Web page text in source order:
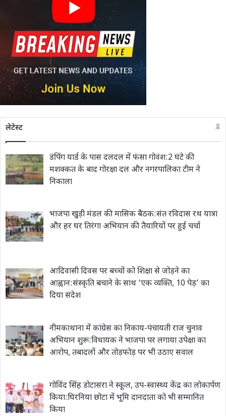
लेटेस्ट
डंपिंग यार्ड के पास दलदल में फंसा गोवंश:2 घंटे की
मशक्कत के बाद गोरक्षा दल और नगरपालिका टीम ने
निकाला
भाजपा खुड़ी मंडल की मासिक बैठक:संत रविदास रथ यात्रा
और हर घर तिरंगा अभियान की तैयारियों पर हुई चर्चा
आदिवासी दिवस पर बच्चों को शिक्षा से जोड़ने का
आह्वान:संस्कृति बचाने के साथ ‘एक व्यक्ति, 10 पेड़’ का
दिया संदेश
नीमकाथाना में कांग्रेस का निकाय-पंचायती राज चुनाव
अभियान शुरू:विधायक ने भाजपा पर लगाया उपेक्षा का
आरोप, तबादलों और तोड़फोड़ पर भी उठाए सवाल
गोविंद सिंह डोटासरा ने स्कूल, उप-स्वास्थ्य केंद्र का लोकार्पण
किया:घिरनिया छोटा में भूमि दानदाता को भी सम्मानित
किया